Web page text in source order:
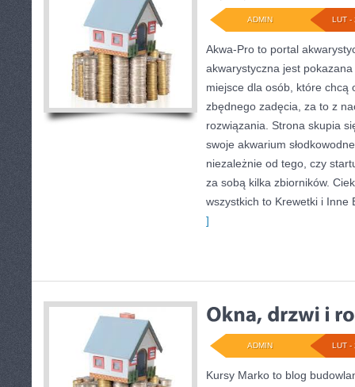
LUT -
ADMIN
Akwa-Pro to portal
akwarystyczna jest
miejsce dla osób, które chcą
zbędnego zadęcia, za to z
rozwiązania. Strona skupia
swoje akwarium
niezależnie od tego, czy
za sobą kilka zbiorników.
wszystkich to Krewetki i Inne
]
LUT -
ADMIN
Kursy Marko to blog